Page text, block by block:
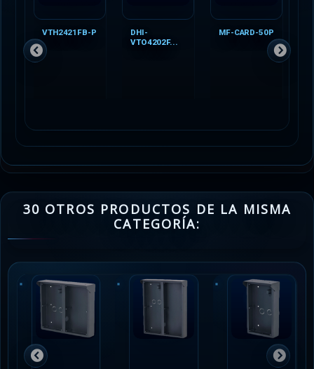
VTH2421FB-P
DHI-
VTO4202F...
MF-CARD-50P
30 OTROS PRODUCTOS DE LA MISMA
CATEGORÍA: